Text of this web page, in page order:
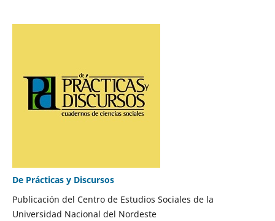
De Prácticas y Discursos
Publicación del Centro de Estudios Sociales de la
Universidad Nacional del Nordeste